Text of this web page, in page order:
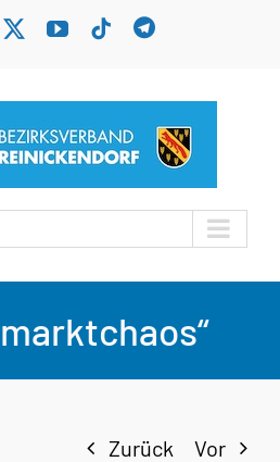
YouTube
Tiktok
Zurück Vor